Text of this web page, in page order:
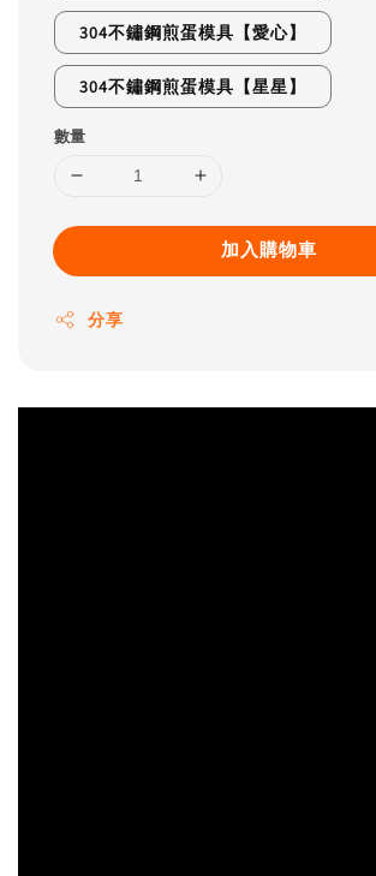
304不鏽鋼煎蛋模具【愛心】
304不鏽鋼煎蛋模具【星星】
數量
加入購物車
分享